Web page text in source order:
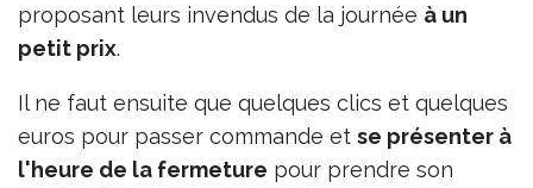
proposant leurs invendus de la journée à un
petit prix.
Il ne faut ensuite que quelques clics et quelques
euros pour passer commande et se présenter à
l'heure de la fermeture pour prendre son